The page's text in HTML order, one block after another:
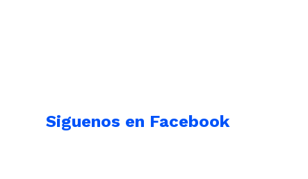
Siguenos en Facebook